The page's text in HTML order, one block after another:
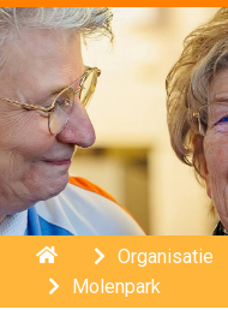
Home Organisatie
Molenpark